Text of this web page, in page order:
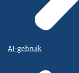
AI-gebruik